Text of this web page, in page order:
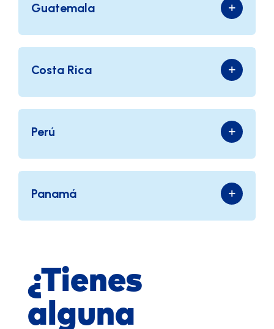
Guatemala
Costa Rica
Perú
Panamá
¿Tienes
alguna